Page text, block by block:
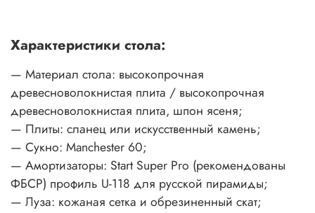
Характеристики стола:
— Материал стола: высокопрочная
древесноволокнистая плита / высокопрочная
древесноволокнистая плита, шпон ясеня;
— Плиты: сланец или искусственный камень;
— Сукно: Manchester 60;
— Амортизаторы: Start Super Pro (рекомендованы
ФБСР) профиль U-118 для русской пирамиды;
— Луза: кожаная сетка и обрезиненный скат;